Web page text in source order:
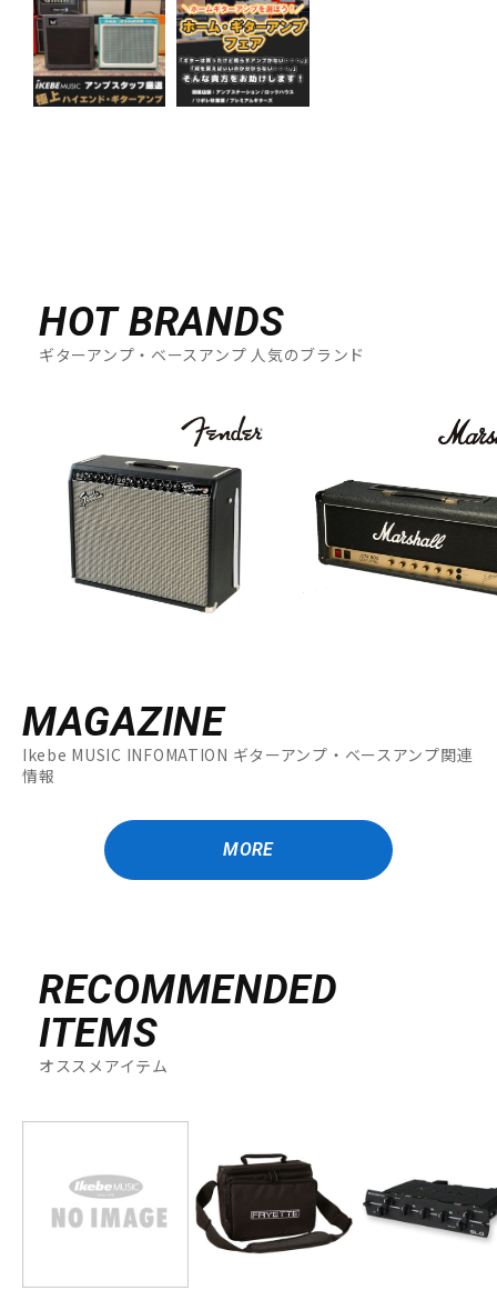
HOT BRANDS
ギターアンプ・ベースアンプ 人気のブランド
MAGAZINE
Ikebe MUSIC INFOMATION ギターアンプ・ベースアンプ関連
情報
MORE
RECOMMENDED
ITEMS
オススメアイテム